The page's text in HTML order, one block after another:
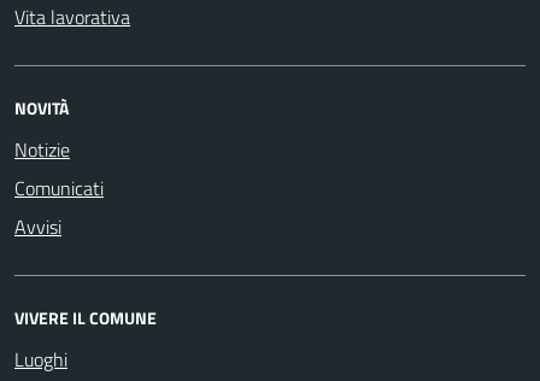
Vita lavorativa
NOVITÀ
Notizie
Comunicati
Avvisi
VIVERE IL COMUNE
Luoghi